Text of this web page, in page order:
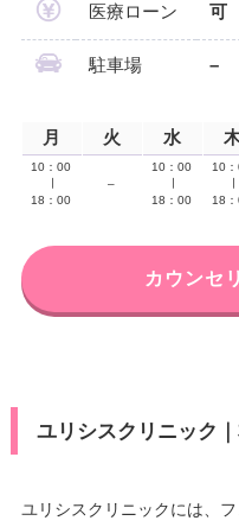
医療ローン 可
駐車場 –
月 火 水
10：00
18：00
–
10：00
18：00
10
18
カウンセ
ユリシスクリニック
ユリシスクリニックには、